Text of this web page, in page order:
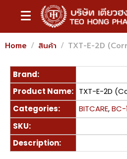
Home สินค้า TXT-E-2D
Brand:
Product Name: TXT-E-2D
Categories:
BITCARE,BC-
SKU:
Description: